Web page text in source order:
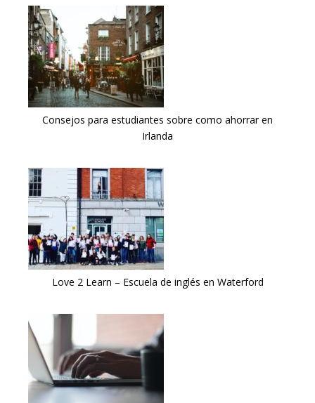
Consejos para estudiantes sobre como ahorrar en
Irlanda
Love 2 Learn – Escuela de inglés en Waterford